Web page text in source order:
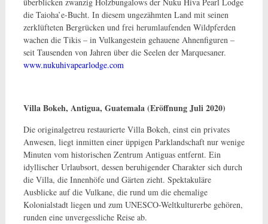
die Taioha’e-Bucht. In diesem ungezähmten Land mit seinen
zerklüfteten Bergrücken und frei herumlaufenden Wildpferden
wachen die Tikis – in Vulkangestein gehauene Ahnenfiguren –
seit Tausenden von Jahren über die Seelen der Marquesaner.
www.nukuhivapearlodge.com
Villa Bokeh, Antigua, Guatemala (Eröffnung Juli 2020)
Die originalgetreu restaurierte Villa Bokeh, einst ein privates
Anwesen, liegt inmitten einer üppigen Parklandschaft nur wenige
Minuten vom historischen Zentrum Antiguas entfernt. Ein
idyllischer Urlaubsort, dessen beruhigender Charakter sich durch
die Villa, die Innenhöfe und Gärten zieht. Spektakuläre
Ausblicke auf die Vulkane, die rund um die ehemalige
Kolonialstadt liegen und zum UNESCO-Weltkulturerbe gehören,
runden eine unvergessliche Reise ab.